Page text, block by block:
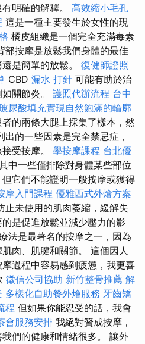
明確的解釋。 高效縮小毛孔
這是一種主要發生於女性的現
橘皮組織是一個完全充滿毒素
部按摩是放鬆我們身體的最佳
是簡單的放鬆。 復健師證照
CBD 漏水 打針 可能有助於治
關節炎。 護照代辦流程 台中
尿酸填充實現自然飽滿的輪廓
的兩條大腿上採集了樣本，然
的一些因素是完全禁忌症，
受按摩。 學按摩課程 台北優
中一些僅排除對身體某些部位
它們不能證明一般按摩或獲得
摩入門課程 優雅西式外燴方案
止未使用的肌肉萎縮，緩解失
是促進放鬆並減少壓力的影
法是最著名的按摩之一，因為
肉、肌腱和關節。 這個因人
過程中容易感到疲憊，我更喜
徵信公司協助 新竹整骨推薦 解
多樣化自助餐外燴服務 牙齒矯
程 但如果你能忍受的話，我會
會服務安排 我絕對贊成按摩，
們的健康和情緒很多。 讓外